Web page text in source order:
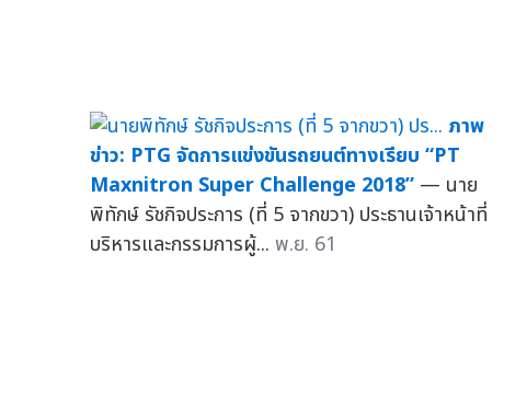
ภาพ
ข่าว: PTG จัดการแข่งขันรถยนต์ทางเรียบ “PT
Maxnitron Super Challenge 2018” — นาย
พิทักษ์ รัชกิจประการ (ที่ 5 จากขวา) ประธานเจ้าหน้าที่
บริหารและกรรมการผู้... พ.ย. 61